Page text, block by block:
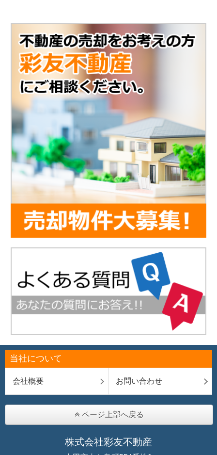
当社について
会社概要 お問い合わせ
ページ上部へ戻る
株式会社彩友不動産